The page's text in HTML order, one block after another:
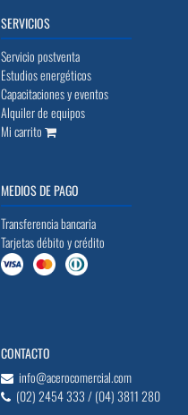
SERVICIOS
Servicio postventa
Estudios energéticos
Capacitaciones y eventos
Alquiler de equipos
Mi carrito
MEDIOS DE PAGO
Transferencia bancaria
Tarjetas débito y crédito
CONTACTO
info@acerocomercial.com
(02) 2454 333 / (04) 3811 280